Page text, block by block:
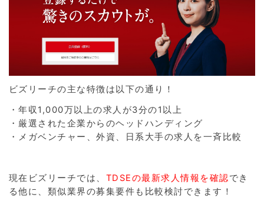
ビズリーチの主な特徴は以下の通り！
・年収1,000万以上の求人が3分の1以上
・厳選された企業からのヘッドハンディング
・メガベンチャー、外資、日系大手の求人を一斉比較
現在ビズリーチでは、 TDSEの最新求人情報を確認でき
る他に、類似業界の募集要件も比較検討できます！